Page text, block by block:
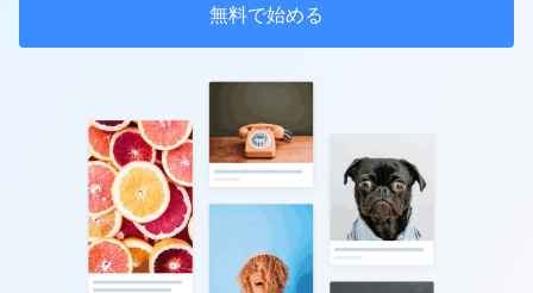
無料で始める